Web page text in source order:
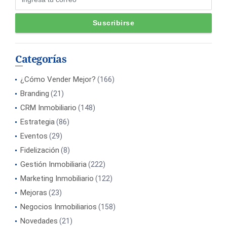
Categorías
¿Cómo Vender Mejor? (166)
Branding (21)
CRM Inmobiliario (148)
Estrategia(86)
Eventos (29)
Fidelización (8)
Gestión Inmobiliaria(222)
Marketing Inmobiliario (122)
Mejoras (23)
Negocios Inmobiliarios (158)
Novedades (21)